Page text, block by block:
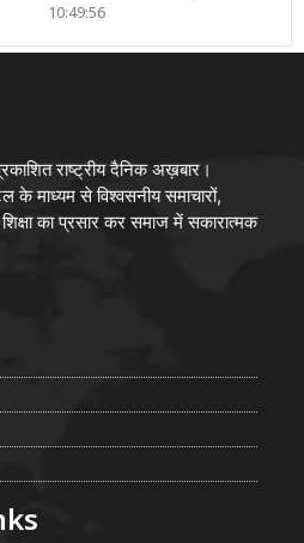
10:49:56
राष्ट्रीय दैनिक अख़बार।
के माध्यम से विश्वसनीय समाचारों,
का प्रसार कर समाज में सकारात्मक